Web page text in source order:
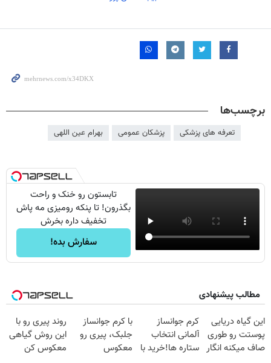
برچسب‌ها
تعرفه های پزشکی پزشکان عمومی بهرام عین اللهی
تابستون رو خنک و راحت
بگذرون! تا پنکه رومیزی مه پاش
تخفیف داره بخرش
سفارش بده!
مطالب پیشنهادی
این گیاه دریایی
پوستت رو طوری
صاف میکنه انگار
کرم جوانساز
آلمانی انتخاب
ستاره ها!خرید با
با کرم جوانساز
جلبک، پیری رو
معکوس
روند پیری رو با
این روش گیاهی
معکوس کن